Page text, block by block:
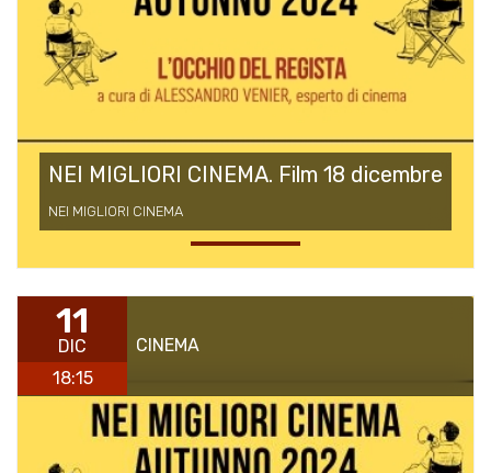
NEI MIGLIORI CINEMA. Film 18 dicembre
NEI MIGLIORI CINEMA
11
DIC
18:15
CINEMA